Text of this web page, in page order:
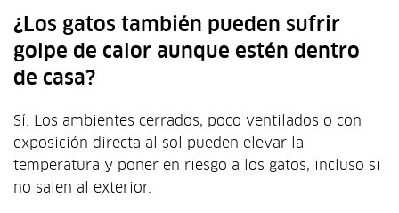
¿Los gatos también pueden sufrir
golpe de calor aunque estén dentro
de casa?
Sí. Los ambientes cerrados, poco ventilados o con
exposición directa al sol pueden elevar la
temperatura y poner en riesgo a los gatos, incluso si
no salen al exterior.